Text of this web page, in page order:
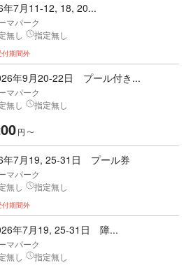
年7月11-12, 18, 20...
マパーク
無し
指定無し
付期間外
年9月20-22日 プール付き...
マパーク
無し
指定無し
円 〜
年7月19, 25-31日 プール券
マパーク
無し
指定無し
付期間外
年7月19, 25-31日 障...
マパーク
無し
指定無し